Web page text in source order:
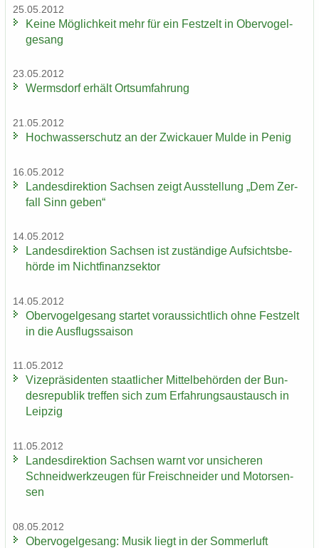
25.05.2012
Keine Mög­lich­keit mehr für ein Fest­zelt in Ober­vo­gel­
ge­sang
23.05.2012
Werms­dorf er­hält Orts­um­fah­rung
21.05.2012
Hoch­was­ser­schutz an der Zwi­ckau­er Mulde in Penig
16.05.2012
Lan­des­di­rek­ti­on Sach­sen zeigt Aus­stel­lung „Dem Zer­
fall Sinn geben“
14.05.2012
Lan­des­di­rek­ti­on Sach­sen ist zu­stän­di­ge Auf­sichts­be­
hör­de im Nicht­fi­nanz­sek­tor
14.05.2012
Ober­vo­gel­ge­sang star­tet vor­aus­sicht­lich ohne Fest­zelt
in die Aus­flugs­sai­son
11.05.2012
Vi­ze­prä­si­den­ten staat­li­cher Mit­tel­be­hör­den der Bun­
des­re­pu­blik tref­fen sich zum Er­fah­rungs­aus­tausch in
Leip­zig
11.05.2012
Lan­des­di­rek­ti­on Sach­sen warnt vor un­si­che­ren
Schneid­werk­zeu­gen für Frei­schnei­der und Mo­tor­sen­
sen
08.05.2012
Ober­vo­gel­ge­sang: Musik liegt in der Som­mer­luft